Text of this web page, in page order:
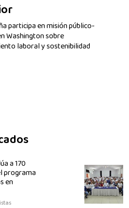
participa en misión público-
Washington sobre
laboral y sostenibilidad
a 170
programa
en